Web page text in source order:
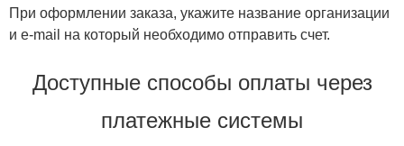
При оформлении заказа, укажите название организации
и e-mail на который необходимо отправить счет.
Доступные способы оплаты через
платежные системы